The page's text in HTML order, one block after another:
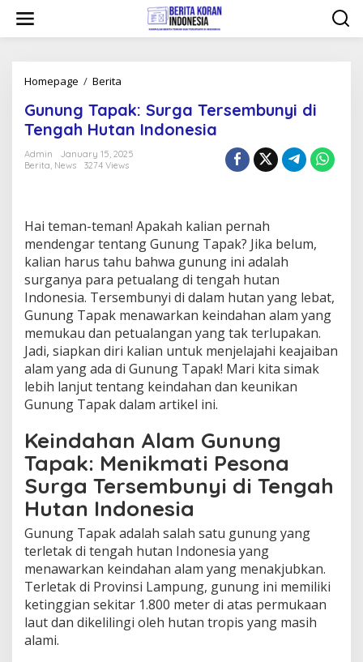
content
Homepage / Berita
Surga
Tersembunyi
di
Tengah
Hutan
Gunung Tapak: Surga Tersembunyi di
Tengah Hutan Indonesia
Admin
January 15, 2025
Berita, News 3274 Views
Hai teman-teman! Apakah kalian pernah
mendengar tentang Gunung Tapak? Jika belum,
kalian harus tahu bahwa gunung ini adalah
surganya para petualang di tengah hutan
Indonesia. Tersembunyi di dalam hutan yang lebat,
Gunung Tapak menawarkan keindahan alam yang
memukau dan petualangan yang tak terlupakan.
Jadi, siapkan diri kalian untuk menjelajahi keajaiban
alam yang ada di Gunung Tapak! Mari kita simak
lebih lanjut tentang keindahan dan keunikan
Gunung Tapak dalam artikel ini.
Keindahan Alam Gunung
Tapak: Menikmati Pesona
Surga Tersembunyi di Tengah
Hutan Indonesia
Gunung Tapak adalah salah satu gunung yang
terletak di tengah hutan Indonesia yang
menawarkan keindahan alam yang menakjubkan.
Terletak di Provinsi Lampung, gunung ini memiliki
ketinggian sekitar 1.800 meter di atas permukaan
laut dan dikelilingi oleh hutan tropis yang masih
alami.